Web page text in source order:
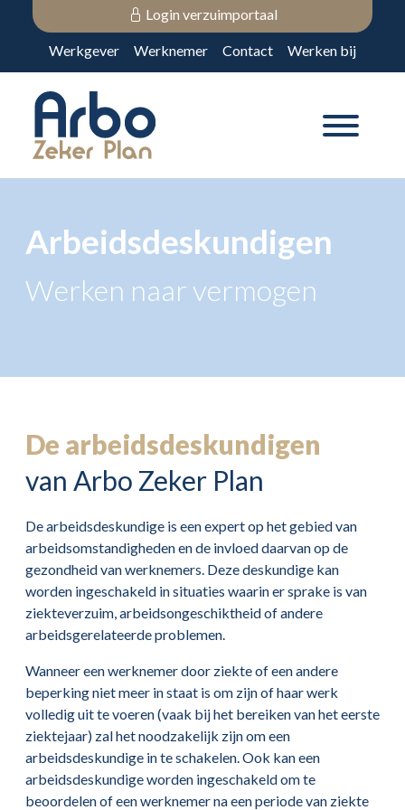
Login verzuimportaal
Werkgever Werknemer Contact Werken bij
Arbeidsdeskundigen
Werken naar vermogen
De arbeidsdeskundigen
van Arbo Zeker Plan
De arbeidsdeskundige is een expert op het gebied van
arbeidsomstandigheden en de invloed daarvan op de
gezondheid van werknemers. Deze deskundige kan
worden ingeschakeld in situaties waarin er sprake is van
ziekteverzuim, arbeidsongeschiktheid of andere
arbeidsgerelateerde problemen.
Wanneer een werknemer door ziekte of een andere
beperking niet meer in staat is om zijn of haar werk
volledig uit te voeren (vaak bij het bereiken van het eerste
ziektejaar) zal het noodzakelijk zijn om een
arbeidsdeskundige in te schakelen. Ook kan een
arbeidsdeskundige worden ingeschakeld om te
beoordelen of een werknemer na een periode van ziekte